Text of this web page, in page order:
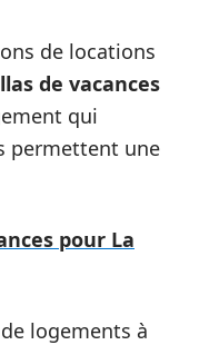
de locations
de vacances
qui
permettent une
pour La
logements à